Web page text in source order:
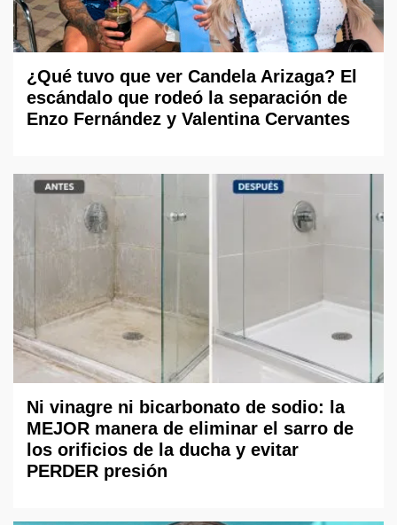
¿Qué tuvo que ver Candela Arizaga? El
escándalo que rodeó la separación de
Enzo Fernández y Valentina Cervantes
Ni vinagre ni bicarbonato de sodio: la
MEJOR manera de eliminar el sarro de
los orificios de la ducha y evitar
PERDER presión